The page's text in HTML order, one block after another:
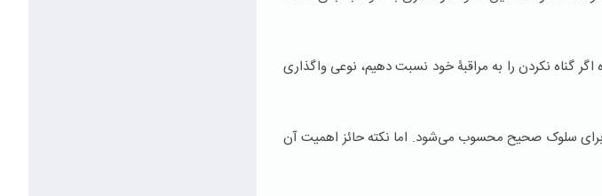
گناه نکردن را به مراقبۀ خود نسبت دهیم، نوعی واگذاری
برای سلوک صحیح محسوب می‌شود. اما نکته حائز اهمیت آن